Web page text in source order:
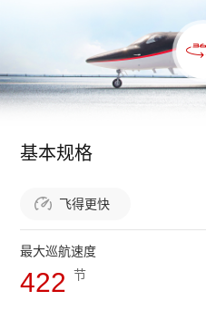
基本规格
飞得更快
最大巡航速度
422 节